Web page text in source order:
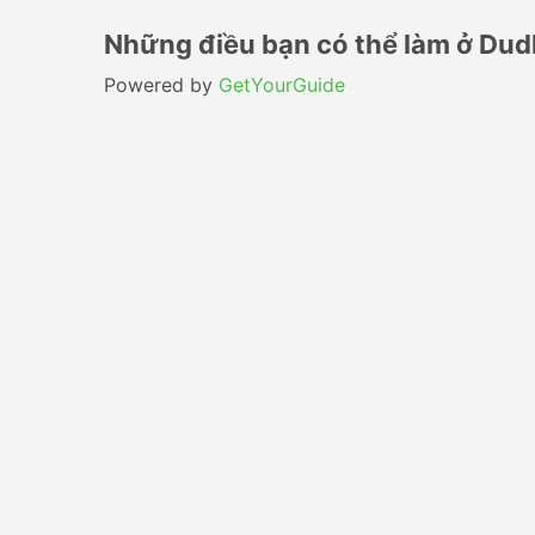
Những điều bạn có thể làm ở
Powered by GetYourGuide